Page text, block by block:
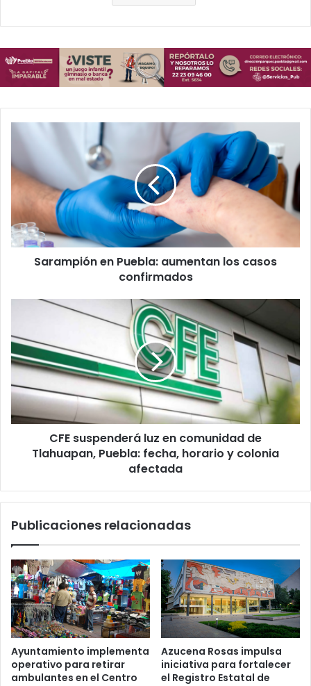
Puebla:
aumentan
los
casos
confirmados
Sarampión en Puebla: aumentan los casos
confirmados
luz
comunidad
Tlahuapan,
Puebla:
fecha,
CFE suspenderá luz en comunidad de
Tlahuapan, Puebla: fecha, horario y colonia
afectada
Publicaciones relacionadas
Ayuntamiento implementa
operativo para retirar
ambulantes en el Centro
Azucena Rosas impulsa
iniciativa para fortalecer
el Registro Estatal de